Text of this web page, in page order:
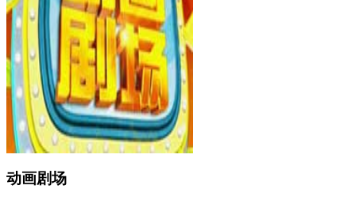
动画剧场